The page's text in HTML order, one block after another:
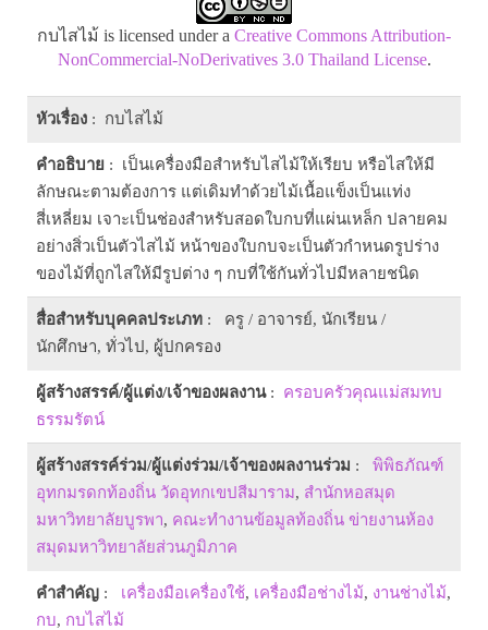
กบไสไม้ is licensed under a Creative Commons Attribution-
NonCommercial-NoDerivatives 3.0 Thailand License.
หัวเรื่อง : กบไสไม้
คำอธิบาย : เป็นเครื่องมือสำหรับไสไม้ให้เรียบ หรือไสให้มี
ลักษณะตามต้องการ แต่เดิมทำด้วยไม้เนื้อแข็งเป็นแท่ง
สี่เหลี่ยม เจาะเป็นช่องสำหรับสอดใบกบที่แผ่นเหล็ก ปลายคม
อย่างสิ่วเป็นตัวไสไม้ หน้าของใบกบจะเป็นตัวกำหนดรูปร่าง
ของไม้ที่ถูกไสให้มีรูปต่าง ๆ กบที่ใช้กันทั่วไปมีหลายชนิด
สื่อสำหรับบุคคลประเภท : ครู / อาจารย์, นักเรียน /
นักศึกษา, ทั่วไป, ผู้ปกครอง
ผู้สร้างสรรค์/ผู้แต่ง/เจ้าของผลงาน: ครอบครัวคุณแม่สมทบ
ธรรมรัตน์
ผู้สร้างสรรค์ร่วม/ผู้แต่งร่วม/เจ้าของผลงานร่วม : พิพิธภัณฑ์
อุทกมรดกท้องถิ่น วัดอุทกเขปสีมาราม, สำนักหอสมุด
มหาวิทยาลัยบูรพา, คณะทำงานข้อมูลท้องถิ่น ข่ายงานห้อง
สมุดมหาวิทยาลัยส่วนภูมิภาค
คำสำคัญ : เครื่องมือเครื่องใช้, เครื่องมือช่างไม้, งานช่างไม้,
กบ, กบไสไม้